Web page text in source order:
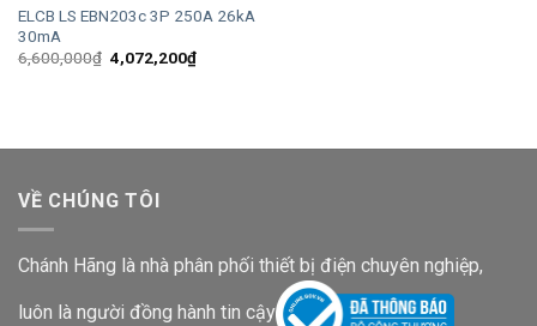
ELCB LS EBN203c 3P 250A 26kA
30mA
6,600,000₫ Giá
gốc
4,072,200₫Giá
hiện
VỀ CHÚNG TÔI
Chánh Hãng là nhà phân phối thiết bị điện chuyên nghiệp,
luôn là người đồng hành tin cậy